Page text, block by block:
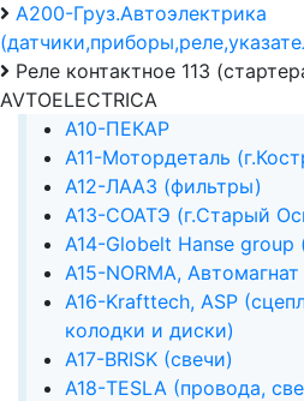
А200-Груз.Автоэлектрика
Реле контактное 113
AVTOELECTRICA
А10-ПЕКАР
А11-Мотордеталь
А12-ЛААЗ (фильтры)
А13-СОАТЭ (г.Старый
А14-Globelt Hanse group
А15-NORMA,
А16-Krafttech, ASP
колодки и диски)
А17-BRISK (свечи)
А18-TESLA (провода,